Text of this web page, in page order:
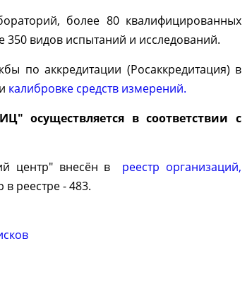
более 80 квалифицированных
350 видов испытаний и исследований.
по аккредитации (Росаккредитация) в
и калибровке средств измерений.
осуществляется в соответствии с
центр" внесён в реестр организаций,
реестре - 483.